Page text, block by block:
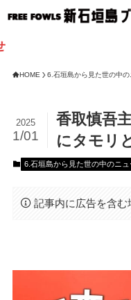
HOME 6.石垣島から見た世の中の
香取慎吾
にタモリ
2025
1/01
6.石垣島から見た世の中のニュ
記事内に広告を含む